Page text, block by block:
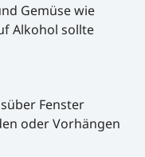
Gemüse wie
Alkohol sollte
Fenster
oder Vorhängen